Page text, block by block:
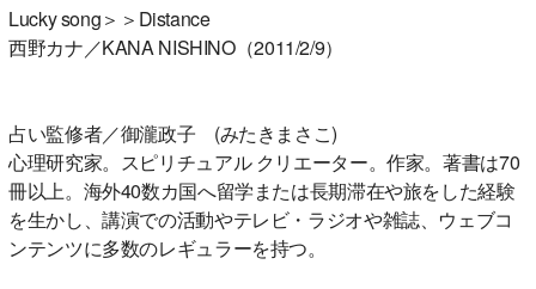
Lucky song＞＞Distance
西野カナ／KANA NISHINO（2011/2/9）
占い監修者／御瀧政子 (みたきまさこ)
心理研究家。スピリチュアル クリエーター。作家。著書は70
冊以上。海外40数カ国へ留学または長期滞在や旅をした経験
を生かし、講演での活動やテレビ・ラジオや雑誌、ウェブコ
ンテンツに多数のレギュラーを持つ。